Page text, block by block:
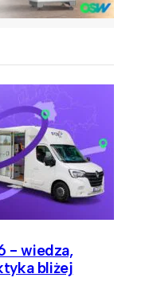
- wiedza,
bliżej